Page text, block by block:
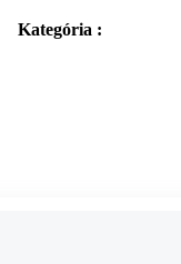
Kategória :